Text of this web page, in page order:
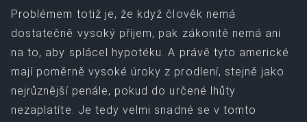
Problémem totiž je, že když člověk nemá
dostatečně vysoký příjem, pak zákonitě nemá ani
na to, aby splácel hypotéku. A právě tyto americké
mají poměrně vysoké úroky z prodlení, stejně jako
nejrůznější penále, pokud do určené lhůty
nezaplatíte. Je tedy velmi snadné se v tomto